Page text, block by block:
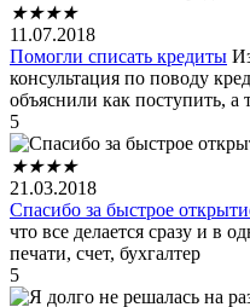
★★★★
11.07.2018
Помогли списать кредиты
консультация по поводу
объяснили как поступить,
5
★★★★
21.03.2018
Спасибо за быстрое
что все делается сразу и в
печати, счет, бухгалтер
5